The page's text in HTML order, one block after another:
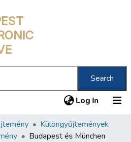
Search
Log In (current)
Különgyűjtemények
Budapest és München